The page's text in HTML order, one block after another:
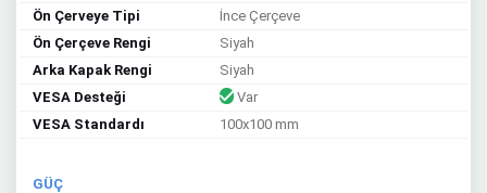
Ön Çerveye Tipi
İnce Çerçeve
Ön Çerçeve Rengi
Siyah
Arka Kapak Rengi
Siyah
VESA Desteği
Var
VESA Standardı
100x100 mm
GÜÇ